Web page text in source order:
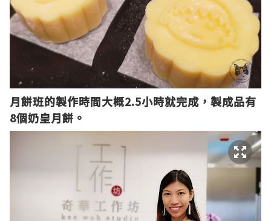
月餅班的製作時間大概2.5小時就完成，製成品有
8個奶皇月餅。